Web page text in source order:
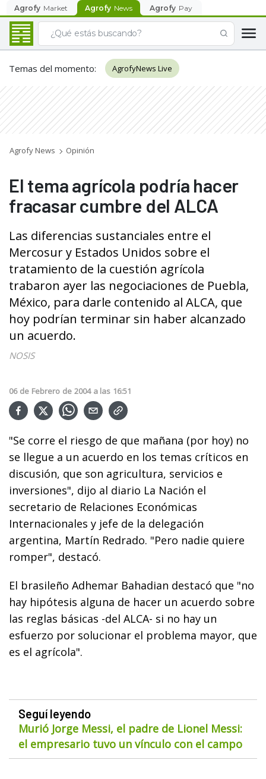
Agrofy Market Agrofy News Agrofy Pay
Temas del momento: AgrofyNews Live
Agrofy News Opinión
El tema agrícola podría hacer
fracasar cumbre del ALCA
Las diferencias sustanciales entre el
Mercosur y Estados Unidos sobre el
tratamiento de la cuestión agrícola
trabaron ayer las negociaciones de Puebla,
México, para darle contenido al ALCA, que
hoy podrían terminar sin haber alcanzado
un acuerdo.
NOSIS
06 de Febrero de 2004 a las 16:51
"Se corre el riesgo de que mañana (por hoy) no
se llegue a un acuerdo en los temas críticos en
discusión, que son agricultura, servicios e
inversiones", dijo al diario La Nación el
secretario de Relaciones Económicas
Internacionales y jefe de la delegación
argentina, Martín Redrado. "Pero nadie quiere
romper", destacó.
El brasileño Adhemar Bahadian destacó que "no
hay hipótesis alguna de hacer un acuerdo sobre
las reglas básicas -del ALCA- si no hay un
esfuerzo por solucionar el problema mayor, que
es el agrícola".
Seguí leyendo
Murió Jorge Messi, el padre de Lionel Messi:
el empresario tuvo un vínculo con el campo